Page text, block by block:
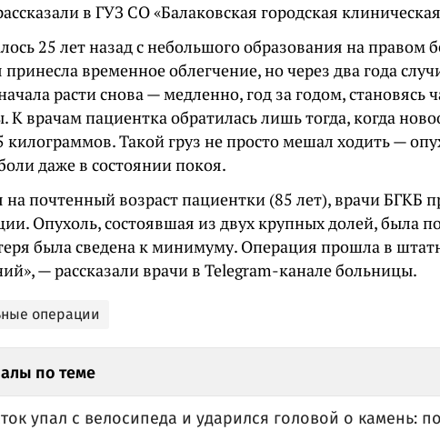
в ГУЗ СО «Балаковская городская
25 лет назад с небольшого образования на правом
временное облегчение, но через два года
расти снова — медленно, год за годом, становясь
врачам пациентка обратилась лишь тогда, когда
килограммов. Такой груз не просто мешал ходить —
даже в состоянии покоя.
на почтенный возраст пациентки (85 лет), врачи БГКБ
Опухоль, состоявшая из двух крупных долей, была
была сведена к минимуму. Операция прошла в
— рассказали врачи в Telegram-канале больницы.
операции
по теме
упал с велосипеда и ударился головой о камень: